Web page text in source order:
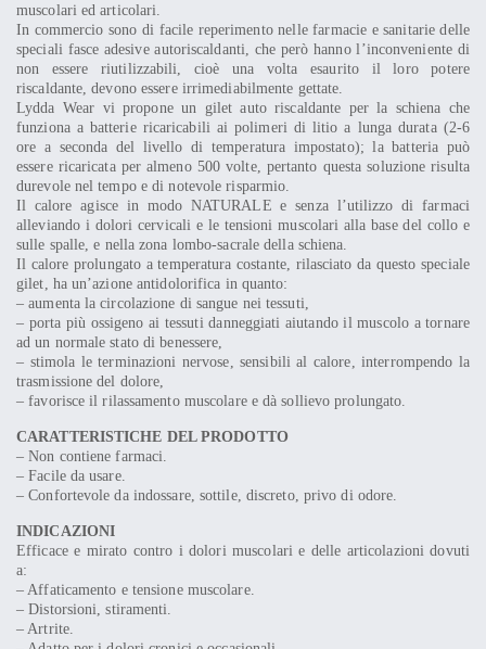
muscolari ed articolari.
In commercio sono di facile reperimento nelle farmacie e sanitarie delle
speciali fasce adesive autoriscaldanti, che però hanno l’inconveniente di
non essere riutilizzabili, cioè una volta esaurito il loro potere
riscaldante, devono essere irrimediabilmente gettate.
Lydda Wear vi propone un gilet auto riscaldante per la schiena che
funziona a batterie ricaricabili ai polimeri di litio a lunga durata (2-6
ore a seconda del livello di temperatura impostato); la batteria può
essere ricaricata per almeno 500 volte, pertanto questa soluzione risulta
durevole nel tempo e di notevole risparmio.
Il calore agisce in modo NATURALE e senza l’utilizzo di farmaci
alleviando i dolori cervicali e le tensioni muscolari alla base del collo e
sulle spalle, e nella zona lombo-sacrale della schiena.
Il calore prolungato a temperatura costante, rilasciato da questo speciale
gilet, ha un’azione antidolorifica in quanto:
– aumenta la circolazione di sangue nei tessuti,
– porta più ossigeno ai tessuti danneggiati aiutando il muscolo a tornare
ad un normale stato di benessere,
– stimola le terminazioni nervose, sensibili al calore, interrompendo la
trasmissione del dolore,
– favorisce il rilassamento muscolare e dà sollievo prolungato.
CARATTERISTICHE DEL PRODOTTO
– Non contiene farmaci.
– Facile da usare.
– Confortevole da indossare, sottile, discreto, privo di odore.
INDICAZIONI
Efficace e mirato contro i dolori muscolari e delle articolazioni dovuti
a:
– Affaticamento e tensione muscolare.
– Distorsioni, stiramenti.
– Artrite.